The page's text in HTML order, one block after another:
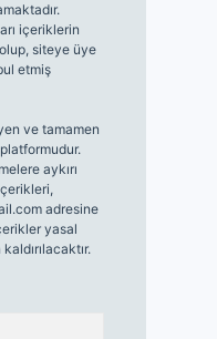
içeriklerin
siteye üye
etmiş
ve tamamen
aykırı
adresine
yasal